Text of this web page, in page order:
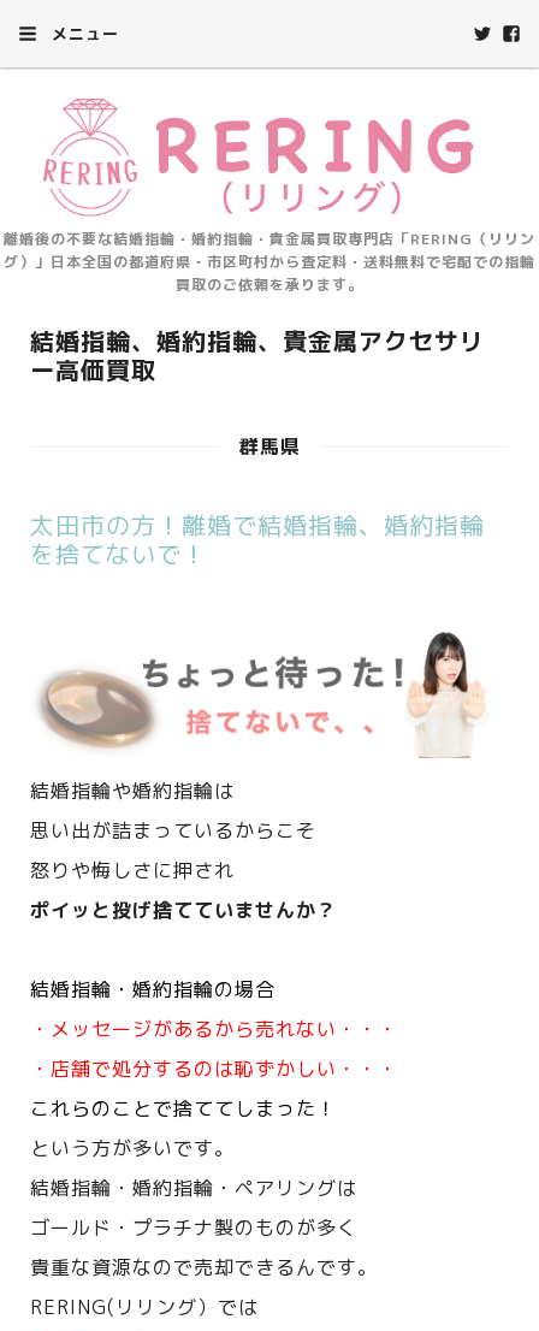
メニュー
離婚後の不要な結婚指輪・婚約指輪・貴金属買取専門店「RERING（リリン
グ）」日本全国の都道府県・市区町村から査定料・送料無料で宅配での指輪
買取のご依頼を承ります。
結婚指輪、婚約指輪、貴金属アクセサリ
ー高価買取
群馬県
太田市の方！離婚で結婚指輪、婚約指輪
を捨てないで！
結婚指輪や婚約指輪は
思い出が詰まっているからこそ
怒りや悔しさに押され
ポイッと投げ捨てていませんか？
結婚指輪・婚約指輪の場合
・メッセージがあるから売れない・・・
・店舗で処分するのは恥ずかしい・・・
これらのことで捨ててしまった！
という方が多いです。
結婚指輪・婚約指輪・ペアリングは
ゴールド・プラチナ製のものが多く
貴重な資源なので売却できるんです。
RERING(リリング）では